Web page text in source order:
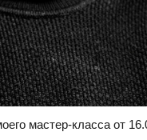
мастер-класса от